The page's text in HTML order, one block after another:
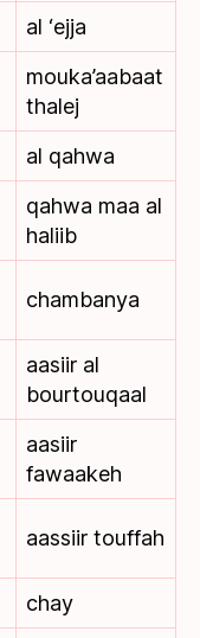
al ‘ejja
mouka’aabaat
thalej
al qahwa
qahwa maa al
haliib
chambanya
aasiir al
bourtouqaal
aasiir
fawaakeh
aassiir touffah
chay